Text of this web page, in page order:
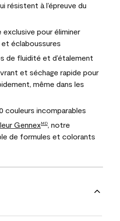
résistent à l’épreuve du
pour éliminer
éclaboussures
de fluidité et d’étalement
et séchage rapide pour
même dans les
couleurs incomparables
GennexMD
, notre
de formules et colorants